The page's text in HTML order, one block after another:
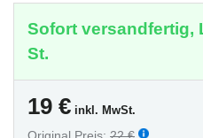
Sofort versandfertig,
St.
19 € inkl. MwSt.